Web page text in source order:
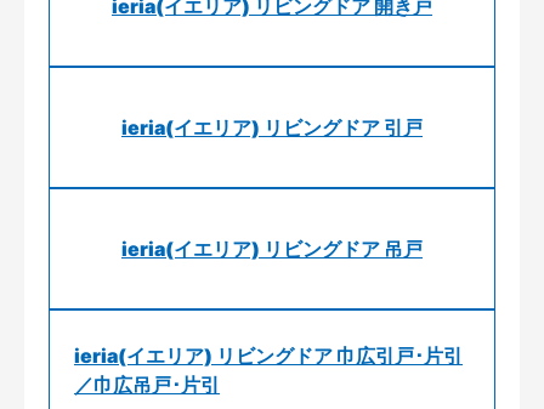
ieria(イエリア) リビングドア 開き戸
ieria(イエリア) リビングドア 引戸
ieria(イエリア) リビングドア 吊戸
ieria(イエリア) リビングドア 巾広引戸･片引
／巾広吊戸･片引